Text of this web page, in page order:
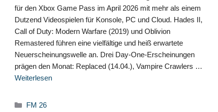
für den Xbox Game Pass im April 2026 mit mehr als einem
Dutzend Videospielen für Konsole, PC und Cloud. Hades II,
Call of Duty: Modern Warfare (2019) und Oblivion
Remastered führen eine vielfältige und heiß erwartete
Neuerscheinungswelle an. Drei Day-One-Erscheinungen
prägen den Monat: Replaced (14.04.), Vampire Crawlers …
Weiterlesen
Kategorien
FM 26